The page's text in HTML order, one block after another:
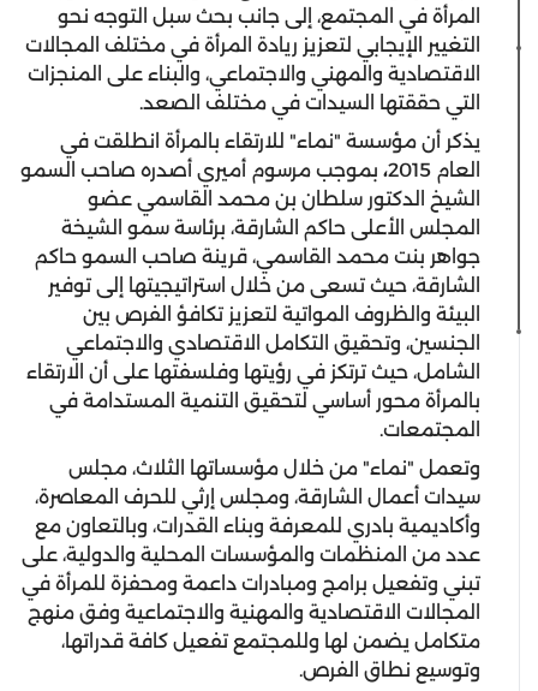
المرأة في المجتمع، إلى جانب بحث سبل التوجه نحو
التغيير الإيجابي لتعزيز ريادة المرأة في مختلف المجالات
الاقتصادية والمهني والاجتماعي، والبناء على المنجزات
التي حققتها السيدات في مختلف الصعد.
يذكر أن مؤسسة "نماء" للارتقاء بالمرأة انطلقت في
العام 2015
، بموجب مرسوم أميري أصدره صاحب السمو
الشيخ الدكتور سلطان بن محمد القاسمي عضو
المجلس الأعلى حاكم الشارقة، برئاسة سمو الشيخة
جواهر بنت محمد القاسمي، قرينة صاحب السمو حاكم
الشارقة، حيث تسعى من خلال استراتيجيتها إلى توفير
البيئة والظروف المواتية لتعزيز تكافؤ الفرص بين
الجنسين، وتحقيق التكامل الاقتصادي والاجتماعي
الشامل، حيث ترتكز في رؤيتها وفلسفتها على أن الارتقاء
بالمرأة محور أساسي لتحقيق التنمية المستدامة في
المجتمعات.
وتعمل "نماء" من خلال مؤسساتها الثلاث، مجلس
سيدات أعمال الشارقة، ومجلس إرثي للحرف المعاصرة،
وأكاديمية بادري للمعرفة وبناء القدرات، وبالتعاون مع
عدد من المنظمات والمؤسسات المحلية والدولية، على
تبني وتفعيل برامج ومبادرات داعمة ومحفزة للمرأة في
المجالات الاقتصادية والمهنية والاجتماعية وفق منهج
متكامل يضمن لها وللمجتمع تفعيل كافة قدراتها،
وتوسيع نطاق الفرص.